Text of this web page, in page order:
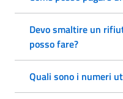
Devo smaltire un
posso fare?
Quali sono i numeri